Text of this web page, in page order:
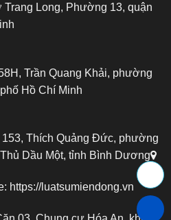
Trang Long, Phường 13, quận
Trần Quang Khải, phường
Hồ Chí Minh
153, Thích Quảng Đức, phường
Dầu Một, tỉnh Bình Dương
https://luatsumiendong.vn